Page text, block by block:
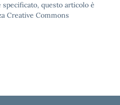
questo articolo è
Creative Commons